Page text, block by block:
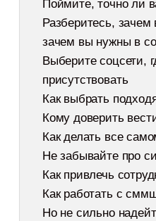
Поймите, точно ли
Разберитесь,
зачем вы нужны в
Выберите соцсети,
присутствовать
Как выбрать
Кому доверить
Как делать все
Не забывайте про
Как привлечь
Как работать с
Но не сильно